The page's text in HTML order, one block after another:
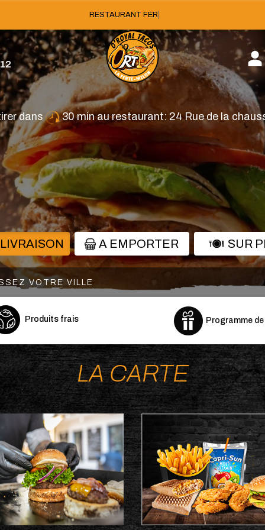
est fermé
dans 30 min au restaurant: 24 Rue de la
A EMPORTER SUR
Produits frais Programme
LA CARTE
Burgers
Sandwichs